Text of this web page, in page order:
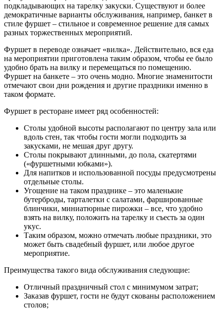
подкладывающих на тарелку закуски. Существуют и более
демократичные варианты обслуживания, например, банкет в
стиле фуршет – стильное и современное решение для самых
разных торжественных мероприятий.
Фуршет в переводе означает «вилка». Действительно, вся еда
на мероприятии приготовлена таким образом, чтобы ее было
удобно брать на вилку и перемещаться по помещению.
Фуршет на банкете – это очень модно. Многие знаменитости
отмечают свои дни рождения и другие праздники именно в
таком формате.
Фуршет в ресторане имеет ряд особенностей:
Столы удобной высоты располагают по центру зала или
вдоль стен, так чтобы гости могли подходить за
закусками, не мешая друг другу.
Столы покрывают длинными, до пола, скатертями
(«фуршетными юбками»).
Для напитков и использованной посуды предусмотрены
отдельные столы.
Угощение на таком празднике – это маленькие
бутерброды, тарталетки с салатами, фаршированные
блинчики, миниатюрные пирожки – все, что удобно
взять на вилку, положить на тарелку и съесть за один
укус.
Таким образом, можно отмечать любые праздники, это
может быть свадебный фуршет, или любое другое
мероприятие.
Преимущества такого вида обслуживания следующие:
Отличный праздничный стол с минимумом затрат;
Заказав фуршет, гости не будут скованы расположением
столов;